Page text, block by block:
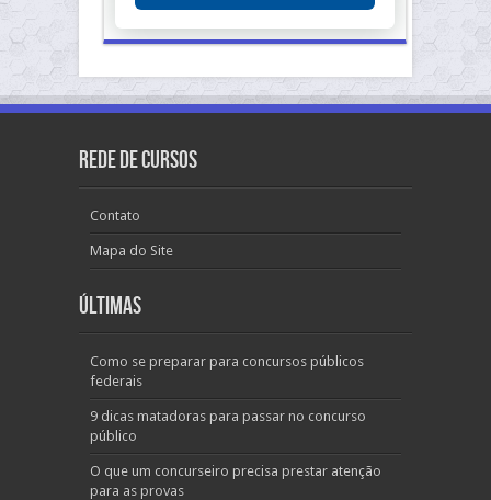
Rede de Cursos
Contato
Mapa do Site
Últimas
Como se preparar para concursos públicos
federais
9 dicas matadoras para passar no concurso
público
O que um concurseiro precisa prestar atenção
para as provas